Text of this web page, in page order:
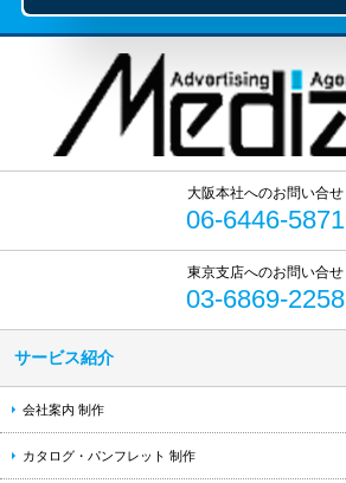
06-6446-5871
03-6869-2258
サービス紹介
会社案内 制作
カタログ・パンフレット 制作